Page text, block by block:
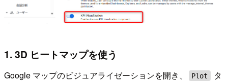
1. 3D ヒートマップを使う
Google マップのビジュアライゼーションを開き、 Plot
タ